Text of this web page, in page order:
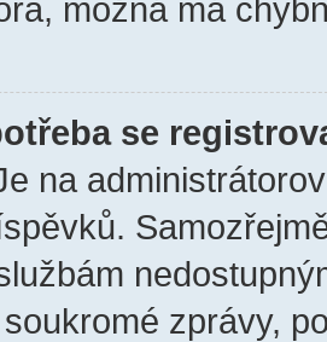
možná má
se
na
zprávy,